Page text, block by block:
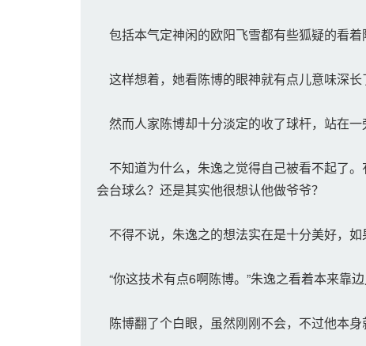
包括本气定神闲的欧阳飞雪都有些狐疑的看着
这样想着，她看陈博的眼神就有点儿意味深长
然而人家陈博却十分淡定的收了球杆，站在一
不知道为什么，朱逸之觉得自己被看不起了
会台球么？还是其实他很想认他做爷爷？
不得不说，朱逸之的想法实在是十分美好，如
“你这技术有点6啊陈博。”朱逸之看着本来靠
陈博翻了个白眼，虽然刚刚不会，不过他本